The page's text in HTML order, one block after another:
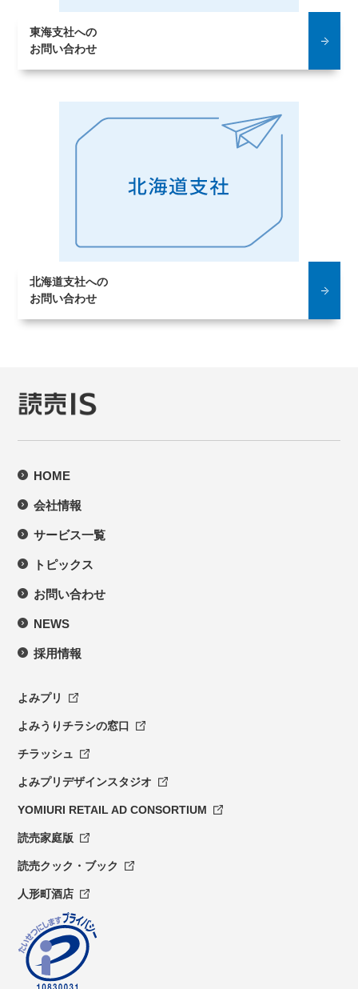
東海支社への
お問い合わせ
北海道支社への
お問い合わせ
HOME
会社情報
サービス一覧
トピックス
お問い合わせ
NEWS
採用情報
よみプリ
よみうりチラシの窓口
チラッシュ
よみプリデザインスタジオ
YOMIURI RETAIL AD CONSORTIUM
読売家庭版
読売クック・ブック
人形町酒店